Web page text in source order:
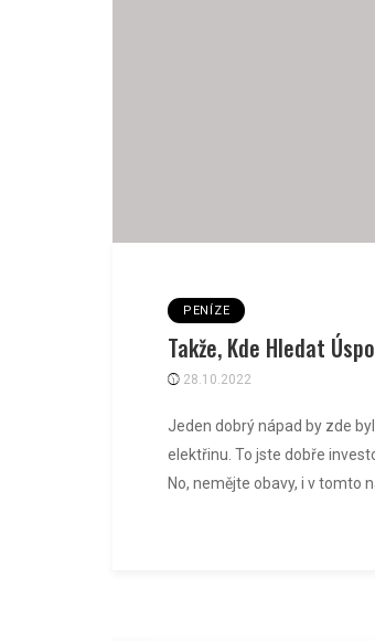
PENÍZE
Takže, Kde Hledat
28.10.2022
Jeden dobrý nápad by zde
elektřinu. To jste dobře
No, nemějte obavy, i v tomto